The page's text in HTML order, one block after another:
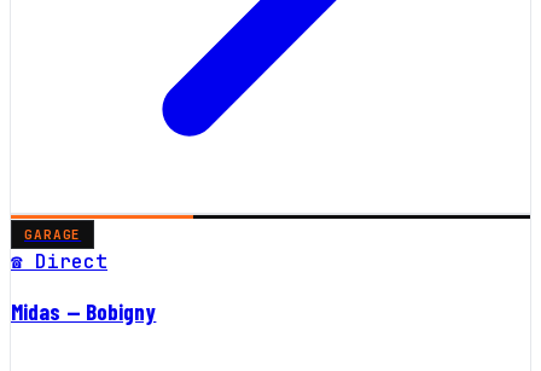
GARAGE
☎ Direct
Midas — Bobigny